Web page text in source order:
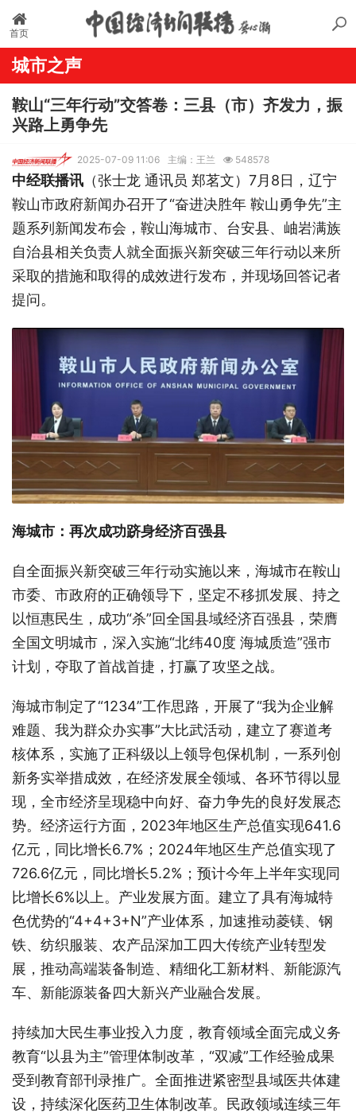
首页
城市之声
鞍山“三年行动”交答卷：三县（市）齐发力，振
兴路上勇争先
2025-07-09 11:06 主编：王兰 548578
中经联播讯 （张士龙 通讯员 郑茗文）7月8日，辽宁
鞍山市政府新闻办召开了“奋进决胜年 鞍山勇争先”主
题系列新闻发布会，鞍山海城市、台安县、岫岩满族
自治县相关负责人就全面振兴新突破三年行动以来所
采取的措施和取得的成效进行发布，并现场回答记者
提问。
海城市：再次成功跻身经济百强县
自全面振兴新突破三年行动实施以来，海城市在鞍山
市委、市政府的正确领导下，坚定不移抓发展、持之
以恒惠民生，成功“杀”回全国县域经济百强县，荣膺
全国文明城市，深入实施“北纬40度 海城质造”强市
计划，夺取了首战首捷，打赢了攻坚之战。
海城市制定了“1234”工作思路，开展了“我为企业解
难题、我为群众办实事”大比武活动，建立了赛道考
核体系，实施了正科级以上领导包保机制，一系列创
新务实举措成效，在经济发展全领域、各环节得以显
现，全市经济呈现稳中向好、奋力争先的良好发展态
势。经济运行方面，2023年地区生产总值实现641.6
亿元，同比增长6.7%；2024年地区生产总值实现了
726.6亿元，同比增长5.2%；预计今年上半年实现同
比增长6%以上。产业发展方面。建立了具有海城特
色优势的“4+4+3+N”产业体系，加速推动菱镁、钢
铁、纺织服装、农产品深加工四大传统产业转型发
展，推动高端装备制造、精细化工新材料、新能源汽
车、新能源装备四大新兴产业融合发展。
持续加大民生事业投入力度，教育领域全面完成义务
教育“以县为主”管理体制改革，“双减”工作经验成果
受到教育部刊录推广。全面推进紧密型县域医共体建
设，持续深化医药卫生体制改革。民政领域连续三年